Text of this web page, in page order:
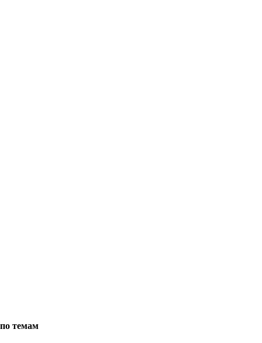
по темам